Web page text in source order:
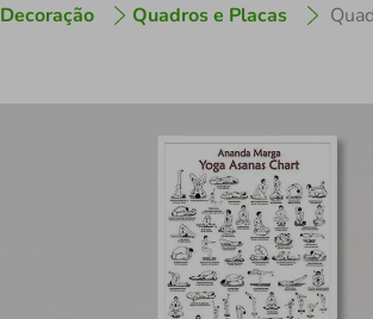
Decoração Quadros e Placas
cafeteira